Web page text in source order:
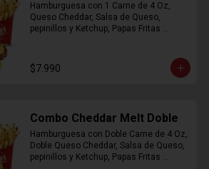
Hamburguesa con 1 Carne de 4 Oz,
Queso Cheddar, Salsa de Queso,
pepinillos y Ketchup, Papas Fritas
$7.990
Combo Cheddar Melt Doble
Hamburguesa con Doble Carne de 4 Oz,
Doble Queso Cheddar, Salsa de Queso,
pepinillos y Ketchup, Papas Fritas